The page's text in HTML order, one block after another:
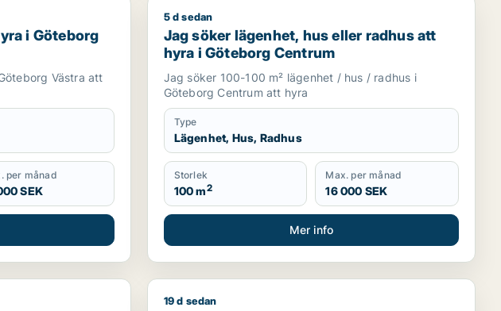
Göteborg Västra
i Göteborg
Västra att
per månad
SEK
Jag söker lägenhet, hus eller radhus att hyra i
5 d sedan
Jag söker lägenhet, hus eller radhus att
hyra i Göteborg Centrum
Jag söker 100-100 m² lägenhet / hus / radhus i
Göteborg Centrum att hyra
Type
Lägenhet, Hus, Radhus
Storlek
100 m2
Max. per månad
16 000 SEK
Mer info
hisingen Elisabeth söker lägenhet att hyra i Göteborg Östra
19 d sedan